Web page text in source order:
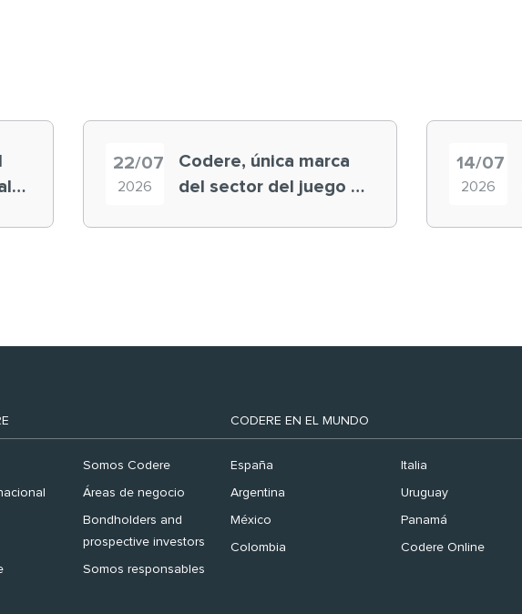
22/07
2026
Codere, única marca
del sector del juego en
14/07
2026
Somos Codere
Áreas de negocio
Bondholders and
prospective investors
Somos responsables
CODERE EN EL MUNDO
España Italia
Argentina Uruguay
México Panamá
Colombia Codere Online